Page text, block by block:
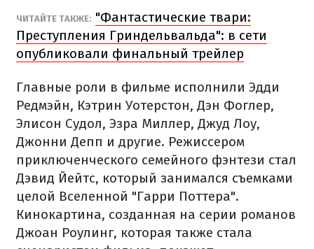
ЧИТАЙТЕ ТАКЖЕ: "Фантастические твари:
Преступления Гриндельвальда": в сети
опубликовали финальный трейлер
Главные роли в фильме исполнили Эдди
Редмэйн, Кэтрин Уотерстон, Дэн Фоглер,
Элисон Судол, Эзра Миллер, Джуд Лоу,
Джонни Депп и другие. Режиссером
приключенческого семейного фэнтези стал
Дэвид Йейтс, который занимался съемками
целой Вселенной "Гарри Поттера".
Кинокартина, созданная на серии романов
Джоан Роулинг, которая также стала